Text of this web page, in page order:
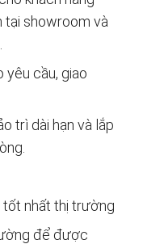
tại showroom và
yêu cầu, giao
trì dài hạn và lắp
nhất thị trường
để được